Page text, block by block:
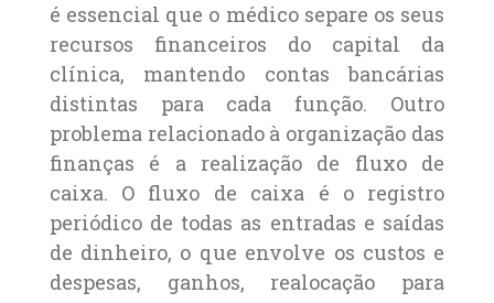
é essencial que o médico separe os seus
recursos financeiros do capital da
clínica, mantendo contas bancárias
distintas para cada função. Outro
problema relacionado à organização das
finanças é a realização de fluxo de
caixa. O fluxo de caixa é o registro
periódico de todas as entradas e saídas
de dinheiro, o que envolve os custos e
despesas, ganhos, realocação para